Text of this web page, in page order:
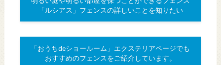
「ルシアス」フェンスの詳しいことを知りたい
「おうちdeショールーム」エクステリアページでも
おすすめのフェンスをご紹介しています。